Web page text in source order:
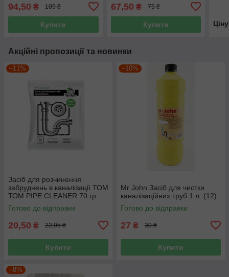
94,50 ₴ 105 ₴
Купити
67,50 ₴ 75 ₴
Купити
Акційні пропозиції та новинки
–11%
Засіб для розчинення
забруднень в каналізації ТОМ
ТОМ PIPE CLEANER 70 гр
Готово до відправки
20,50 ₴ 22,95 ₴
Купити
–10%
Mr John Засіб для чистки
каналізаційних труб 1 л. (12)
Готово до відправки
27 ₴ 30 ₴
Купити
–8%